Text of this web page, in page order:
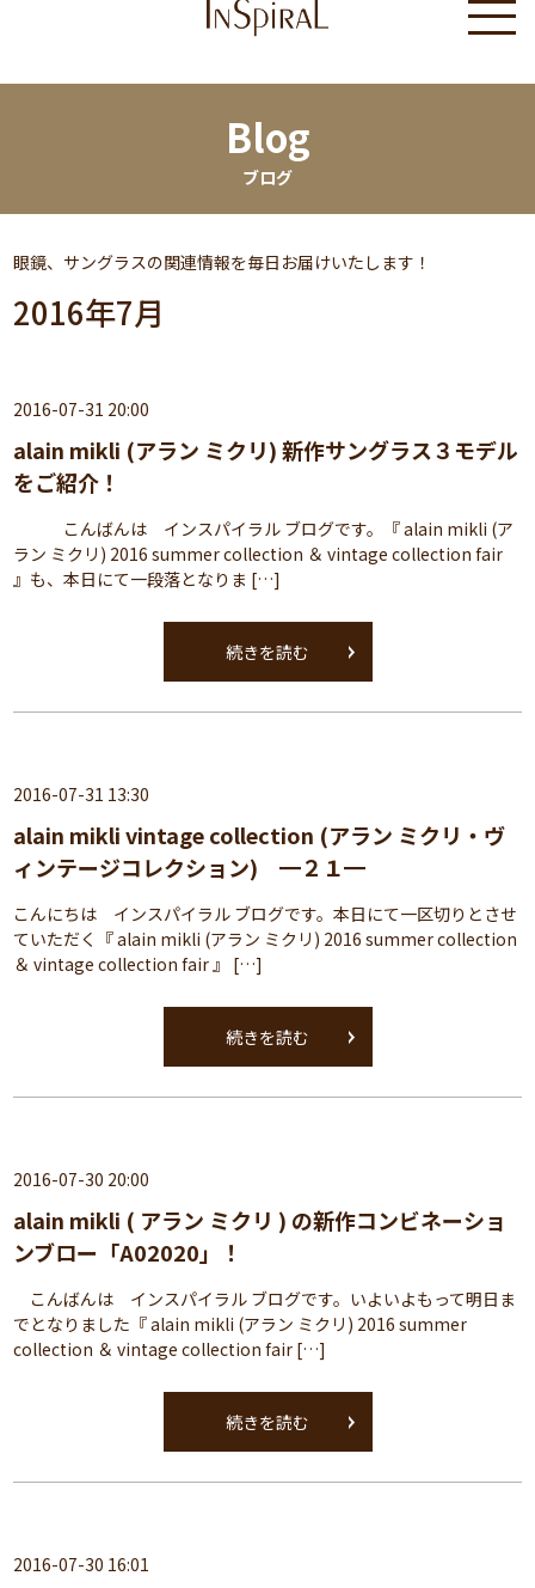
Blog
ブログ
眼鏡、サングラスの関連情報を毎日お届けいたします！
2016年7月
2016-07-31 20:00
alain mikli (アラン ミクリ) 新作サングラス３モデル
をご紹介！
こんばんは インスパイラル ブログです。『 alain mikli (ア
ラン ミクリ) 2016 summer collection ＆ vintage collection fair
』も、本日にて一段落となりま […]
続きを読む
2016-07-31 13:30
alain mikli vintage collection (アラン ミクリ・ヴ
ィンテージコレクション) ━２１━
こんにちは インスパイラル ブログです。本日にて一区切りとさせ
ていただく『 alain mikli (アラン ミクリ) 2016 summer collection
＆ vintage collection fair 』 […]
続きを読む
2016-07-30 20:00
alain mikli ( アラン ミクリ ) の新作コンビネーショ
ンブロー「A02020」！
こんばんは インスパイラル ブログです。いよいよもって明日ま
でとなりました『 alain mikli (アラン ミクリ) 2016 summer
collection ＆ vintage collection fair […]
続きを読む
2016-07-30 16:01